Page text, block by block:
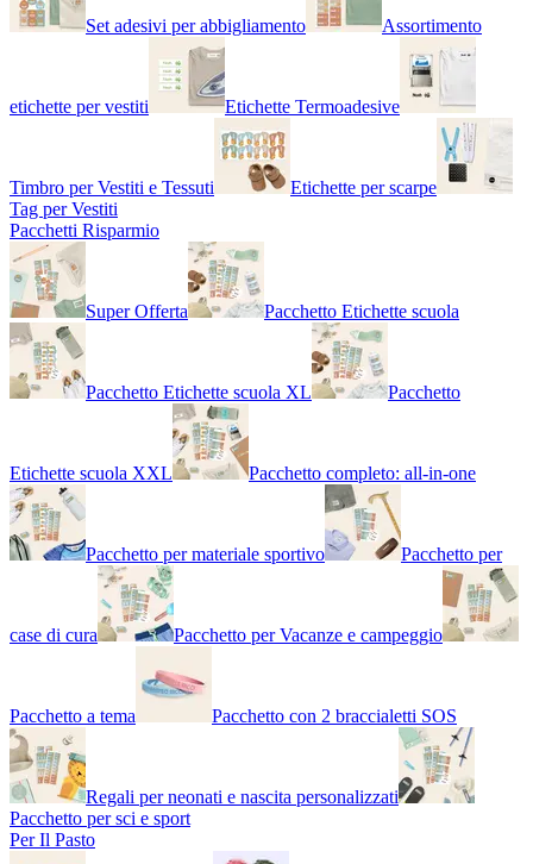
Set adesivi per abbigliamento Assortimento
etichette per vestiti Etichette Termoadesive
Timbro per Vestiti e Tessuti
Etichette per scarpe
Tag per Vestiti
Pacchetti Risparmio
Super Offerta Pacchetto Etichette scuola
Pacchetto Etichette scuola XL Pacchetto
Etichette scuola XXL Pacchetto completo: all-in-one
Pacchetto per materiale sportivo Pacchetto per
case di cura Pacchetto per Vacanze e campeggio
Pacchetto a tema Pacchetto con 2 braccialetti SOS
Regali per neonati e nascita personalizzati
Pacchetto per sci e sport
Per Il Pasto